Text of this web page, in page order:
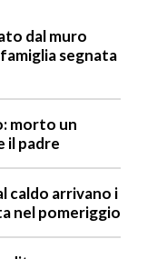
dal muro
segnata
morto un
il padre
caldo arrivano i
nel pomeriggio